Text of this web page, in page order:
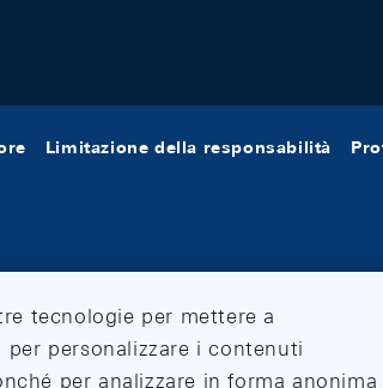
Limitazione della responsabilità
tecnologie per mettere a
personalizzare i contenuti
per analizzare in forma anonima